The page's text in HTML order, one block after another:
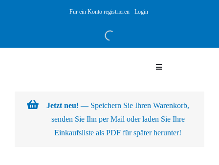
Für ein Konto registrieren Login
Toggle
Jetzt neu! — Speichern Sie Ihren Warenkorb,
senden Sie Ihn per Mail oder laden Sie Ihre
Einkaufsliste als PDF für später herunter!